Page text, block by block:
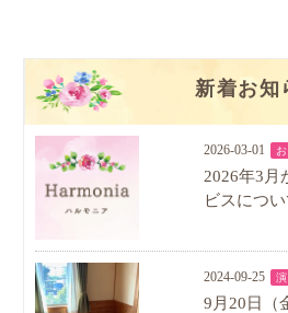
新着お知
2026-03-01
2026年3月
ビスについ
2024-09-25
9月20日（